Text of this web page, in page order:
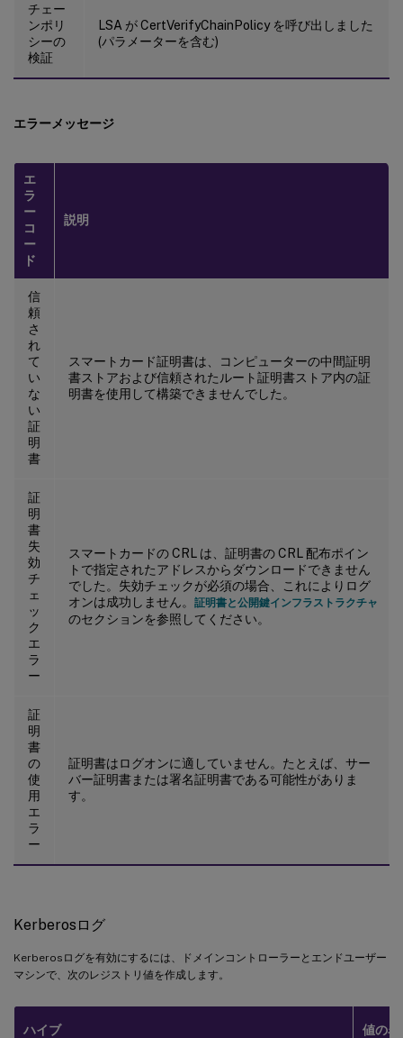
チェー
ンポリ
シーの
検証
LSA が CertVerifyChainPolicy を呼び出しました
(パラメーターを含む)
エラーメッセージ
エ
ラ
ー
コ
ー
ド
説明
信
頼
さ
れ
て
い
な
い
証
明
書
スマートカード証明書は、コンピューターの中間証明
書ストアおよび信頼されたルート証明書ストア内の証
明書を使用して構築できませんでした。
証
明
書
失
効
チ
ェ
ッ
ク
エ
ラ
ー
スマートカードの CRL は、証明書の CRL 配布ポイン
トで指定されたアドレスからダウンロードできません
でした。失効チェックが必須の場合、これによりログ
オンは成功しません。 証明書と公開鍵インフラストラクチャ
のセクションを参照してください。
証
明
書
の
使
用
エ
ラ
ー
証明書はログオンに適していません。たとえば、サー
バー証明書または署名証明書である可能性がありま
す。
Kerberosログ
Kerberosログを有効にするには、ドメインコントローラーとエンドユーザー
マシンで、次のレジストリ値を作成します。
ハイブ 値の名